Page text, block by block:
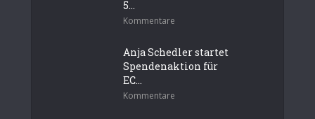
5...
Kommentare
Anja Schedler startet
Spendenaktion für
EC...
Kommentare